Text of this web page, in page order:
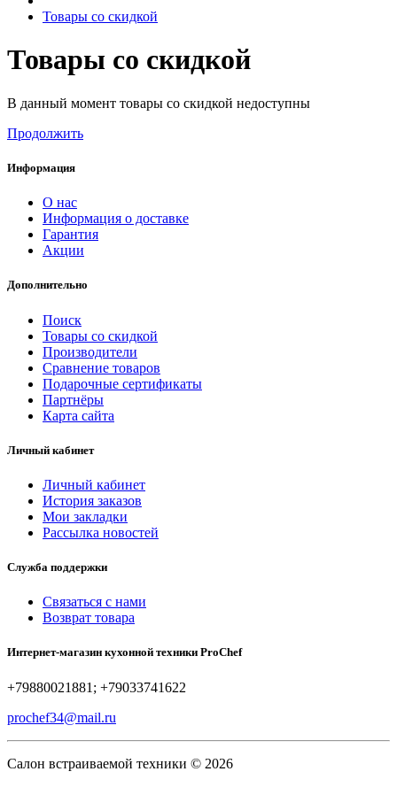
Товары со скидкой
Товары со скидкой
В данный момент товары со скидкой недоступны
Продолжить
Информация
О нас
Информация о доставке
Гарантия
Акции
Дополнительно
Поиск
Товары со скидкой
Производители
Сравнение товаров
Подарочные сертификаты
Партнёры
Карта сайта
Личный кабинет
Личный кабинет
История заказов
Мои закладки
Рассылка новостей
Служба поддержки
Связаться с нами
Возврат товара
Интернет-магазин кухонной техники ProChef
+79880021881; +79033741622
prochef34@mail.ru
Салон встраиваемой техники © 2026